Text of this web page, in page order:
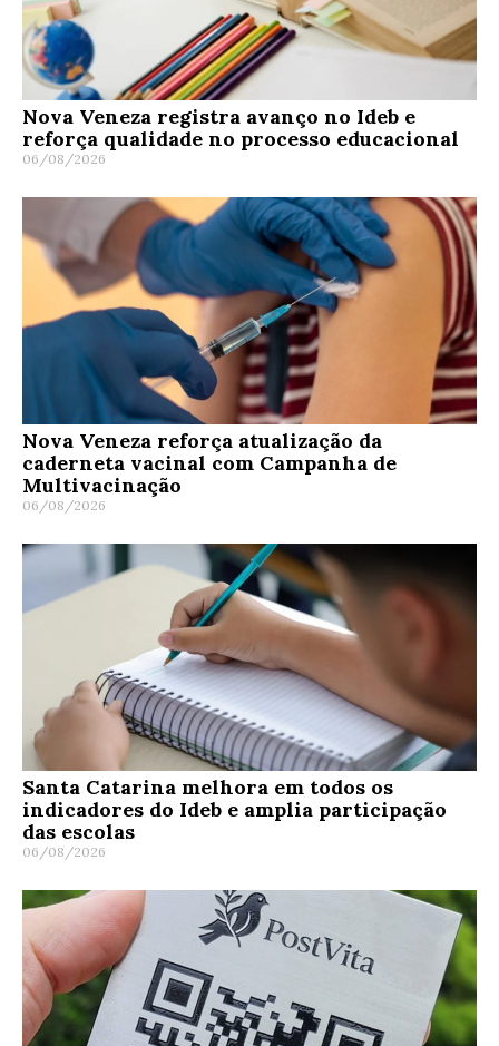
Nova Veneza registra avanço no Ideb e
reforça qualidade no processo educacional
06/08/2026
Nova Veneza reforça atualização da
caderneta vacinal com Campanha de
Multivacinação
06/08/2026
Santa Catarina melhora em todos os
indicadores do Ideb e amplia participação
das escolas
06/08/2026